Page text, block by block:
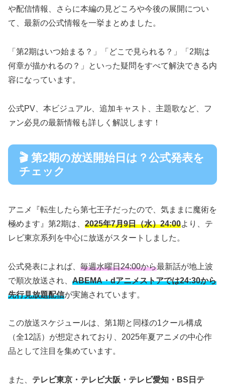
や配信情報、さらに本編の見どころや今後の展開につい
て、最新の公式情報を一挙まとめました。
「第2期はいつ始まる？」「どこで見られる？」「2期は
何章が描かれるの？」といった疑問をすべて解決できる内
容になっています。
公式PV、本ビジュアル、追加キャスト、主題歌など、フ
ァン必見の最新情報も詳しく解説します！
🎬 第2期の放送開始日は？公式発表を
チェック
アニメ『転生したら第七王子だったので、気ままに魔術を
極めます』第2期は、 2025年7月9日（水）24:00より、テ
レビ東京系列を中心に放送がスタートしました。
公式発表によれば、 毎週水曜日24:00から最新話が地上波
で順次放送され、 ABEMA・dアニメストアでは24:30から
先行見放題配信が実施されています。
この放送スケジュールは、第1期と同様の1クール構成
（全12話）が想定されており、2025年夏アニメの中心作
品として注目を集めています。
また、 テレビ東京・テレビ大阪・テレビ愛知・BS日テ